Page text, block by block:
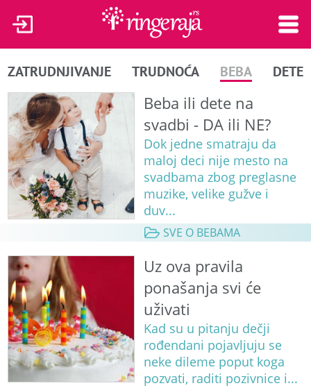
ZATRUDNJIVANJE TRUDNOĆA BEBA DETE
Beba ili dete na
svadbi - DA ili NE?
Dok jedne smatraju da
maloj deci nije mesto na
svadbama zbog preglasne
muzike, velike gužve i
duv...
SVE O BEBAMA
Uz ova pravila
ponašanja svi će
uživati
Kad su u pitanju dečji
rođendani pojavljuju se
neke dileme poput koga
pozvati, raditi pozivnice i...